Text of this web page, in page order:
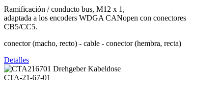
Ramificación / conducto bus, M12 x 1,
adaptada a los encoders WDGA CANopen con conectores
CB5/CC5.
conector (macho, recto) - cable - conector (hembra, recta)
Detalles
CTA-21-67-01